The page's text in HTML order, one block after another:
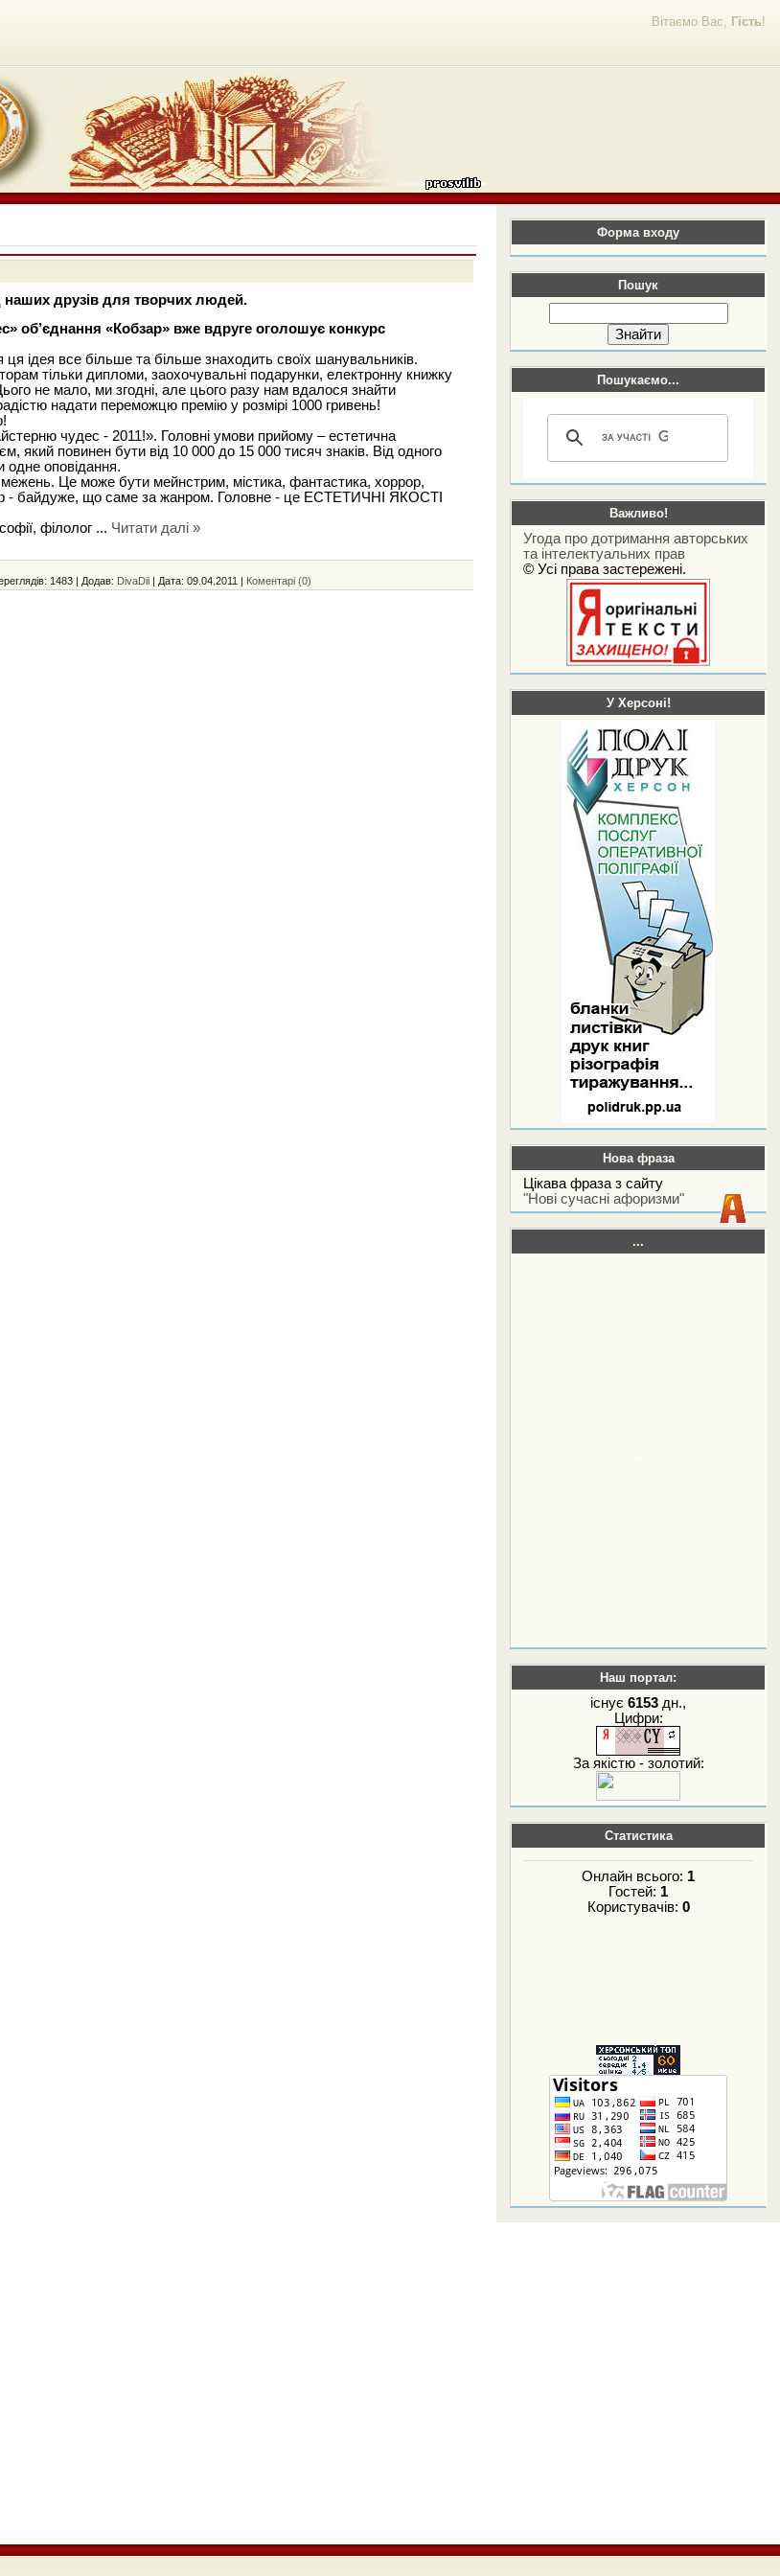
Вітаємо Вас, Гість!
Форма входу
Пошук
Пошукаємо...
Важливо!
Угода про дотримання авторських
та інтелектуальних прав
© Усі права застережені.
У Херсоні!
Нова фраза
Цікава фраза з сайту
"Нові сучасні афоризми"
...
Наш портал:
існує6153 дн.,
Цифри:
За якістю - золотий:
Статистика
Онлайн всього: 1
Гостей: 1
Користувачів: 0
наших друзів для творчих людей.
об’єднання «Кобзар» вже вдруге оголошує конкурс
ідея все більше та більше знаходить своїх шанувальників.
тільки дипломи, заохочувальні подарунки, електронну книжку
не мало, ми згодні, але цього разу нам вдалося знайти
надати переможцю премію у розмірі 1000 гривень!
чудес - 2011!». Головні умови прийому – естетична
який повинен бути від 10 000 до 15 000 тисяч знаків. Від одного
одне оповідання.
Це може бути мейнстрим, містика, фантастика, хоррор,
- байдуже, що саме за жанром. Головне - це ЕСТЕТИЧНІ ЯКОСТІ
філолог ... Читати далі »
1483 | Додав: DivaDii | Дата: 09.04.2011 | Коментарі (0)